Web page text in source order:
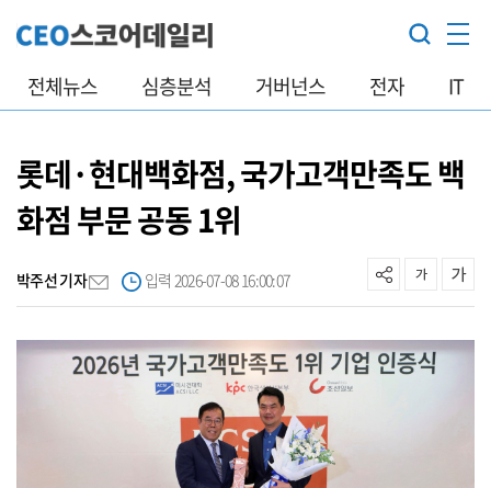
전체뉴스 심층분석 거버넌스 전자 IT
롯데·현대백화점, 국가고객만족도 백
화점 부문 공동 1위
박주선 기자 입력 2026-07-08 16:00:07